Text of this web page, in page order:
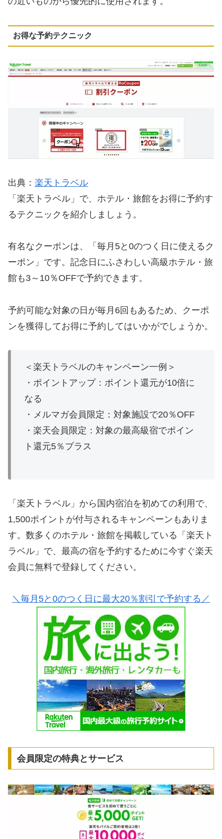
お得な予約テクニック
出典： 楽天トラベル
「楽天トラベル」で、ホテル・旅館をお得に予約す
るテクニックを紹介しましょう。
有名なクーポンは、「毎月5と0のつく日に使えるク
ーポン」です。記念日にふさわしい高級ホテル・旅
館も3～10％OFFで予約できます。
予約可能な対象の日が毎月6回もあるため、クーポ
ンを獲得してお得に予約してはいかがでしょうか。
＜楽天トラベルのキャンペーン一例＞
・ポイントアップ：ポイント還元が10倍に
なる
・メルマガ会員限定：対象施設で20％OFF
・楽天会員限定：対象の最高級宿でポイン
ト還元5％プラス
「楽天トラベル」から国内宿泊を初めての利用で、
1,500ポイントが付与されるキャンペーンもありま
す。数多くのホテル・旅館を掲載している「楽天ト
ラベル」で、最高の宿を予約するために今すぐ楽天
会員に無料で登録してください。
＼毎月5と0のつく日に最大20％割引で予約する／
会員限定の特典とサービス